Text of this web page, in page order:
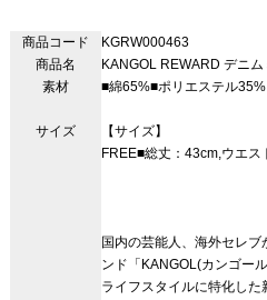
商品コード
KGRW000463
商品名
KANGOL REWARD デニム
素材
■綿65%■ポリエステル35%
サイズ
【サイズ】
FREE■総丈：43cm,ウエ
国内の芸能人、海外セレ
ンド「KANGOL(カンゴー
ライフスタイルに特化した